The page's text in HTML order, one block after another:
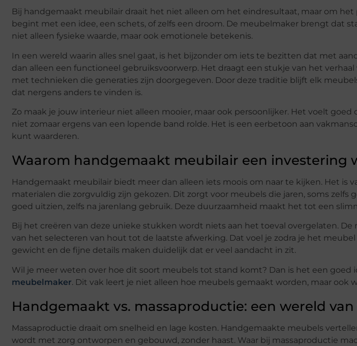
Bij handgemaakt meubilair draait het niet alleen om het eindresultaat, maar om het
begint met een idee, een schets, of zelfs een droom. De meubelmaker brengt dat
niet alleen fysieke waarde, maar ook emotionele betekenis.
In een wereld waarin alles snel gaat, is het bijzonder om iets te bezitten dat met
dan alleen een functioneel gebruiksvoorwerp. Het draagt een stukje van het
met technieken die generaties zijn doorgegeven. Door deze traditie blijft elk
dat nergens anders te vinden is.
Zo maak je jouw interieur niet alleen mooier, maar ook persoonlijker. Het voelt
niet zomaar ergens van een lopende band rolde. Het is een eerbetoon aan
kunt waarderen.
Waarom handgemaakt meubilair een investering
Handgemaakt meubilair biedt meer dan alleen iets moois om naar te kijken. Het is
materialen die zorgvuldig zijn gekozen. Dit zorgt voor meubels die jaren, soms zelfs
goed uitzien, zelfs na jarenlang gebruik. Deze duurzaamheid maakt het tot een
Bij het creëren van deze unieke stukken wordt niets aan het toeval overgelaten.
van het selecteren van hout tot de laatste afwerking. Dat voel je zodra je het
gewicht en de fijne details maken duidelijk dat er veel aandacht in zit.
Wil je meer weten over hoe dit soort meubels tot stand komt? Dan is het een goed
meubelmaker. Dit vak leert je niet alleen hoe meubels gemaakt worden, maar ook
Handgemaakt vs. massaproductie: een wereld
Massaproductie draait om snelheid en lage kosten. Handgemaakte meubels
wordt met zorg ontworpen en gebouwd, zonder haast. Waar bij massaproductie